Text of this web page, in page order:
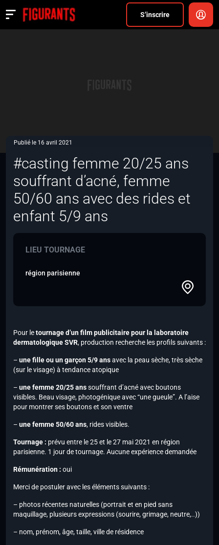
S’inscrire
Actualités
Publié le 16 avril 2021
#casting femme 20/25 ans
souffrant d’acné, femme
50/60 ans avec des rides et
enfant 5/9 ans
LIEU TOURNAGE
région parisienne
Pour letournage d’un film publicitaire pour la laboratoire
dermatologique SVR, production recherche les profils suivants :
– une fille ou un garçon 5/9 ansavec la peau sèche, très sèche
(sur le visage) à tendance atopique
– une femme 20/25 anssouffrant d’acné avec boutons
visibles. Beau visage, photogénique avec “une gueule”. A l’aise
pour montrer ses boutons et son ventre
– une femme 50/60 ans, rides visibles.
Tournage : prévu entre le 25 et le 27 mai 2021 en région
parisienne. 1 jour de tournage. Aucune expérience demandée
Rémunération : oui
Merci de postuler avec les éléments suivants :
– photos récentes naturelles (portrait et en pied sans
maquillage, plusieurs expressions (sourire, grimage, neutre,..))
– nom, prénom, âge, taille, ville de résidence